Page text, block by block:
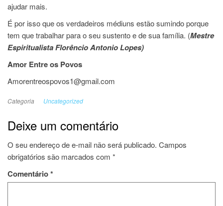
ajudar mais.
É por isso que os verdadeiros médiuns estão sumindo porque
tem que trabalhar para o seu sustento e de sua família. (Mestre
Espiritualista Florêncio Antonio Lopes)
Amor Entre os Povos
Amorentreospovos1@gmail.com
Categoria Uncategorized
Deixe um comentário
O seu endereço de e-mail não será publicado. Campos
obrigatórios são marcados com *
Comentário*